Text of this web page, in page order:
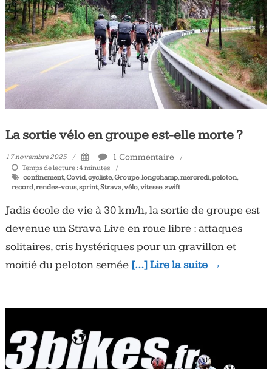
Tous
les
jours,
votre
actualité
vélo
triathlon
La sortie vélo en groupe est-elle morte ?
17 novembre 2025 1 Commentaire
Temps de lecture :4 minutes
confinement,Covid,cycliste,Groupe,longchamp,mercredi,peloton,
record,rendez-vous,sprint,Strava,vélo,vitesse,zwift
Jadis école de vie à 30 km/h, la sortie de groupe est
devenue un Strava Live en roue libre : attaques
solitaires, cris hystériques pour un gravillon et
moitié du peloton semée […] Lire la suite →